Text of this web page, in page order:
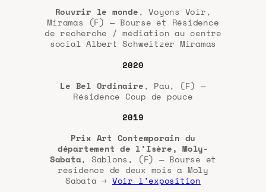
Rouvrir le monde, Voyons Voir,
Miramas (F) — Bourse et Résidence
de recherche / médiation au centre
social Albert Schweitzer Miramas
2020
Le Bel Ordinaire, Pau, (F) —
Résidence Coup de pouce
2019
Prix Art Contemporain du
département de l’Isère, Moly-
Sabata, Sablons, (F) — Bourse et
résidence de deux mois à Moly
Sabata → Voir l’exposition